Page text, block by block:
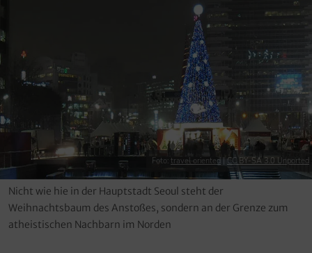
Foto: travel oriented CC BY-SA 3.0 Unported
Nicht wie hie in der Hauptstadt Seoul steht der
Weihnachtsbaum des Anstoßes, sondern an der Grenze zum
atheistischen Nachbarn im Norden